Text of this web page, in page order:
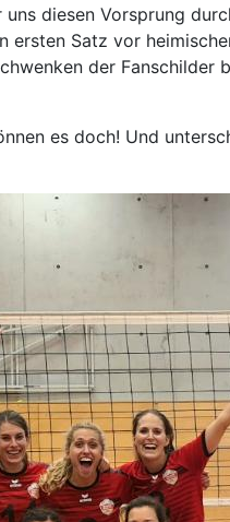
diesen Vorsprung
ersten Satz vor
der Fanschilder
es doch! Und